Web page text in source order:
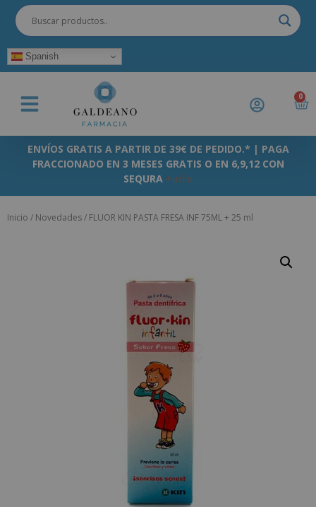
Spanish
0
ENVÍOS GRATIS A PARTIR DE 39€ DE PEDIDO.* | PAGA
FRACCIONADO EN 3 MESES GRATIS O EN 6,9,12 CON
SEQURA +info
Inicio / Novedades/ FLUOR KIN PASTA FRESA INF 75ML + 25 ml